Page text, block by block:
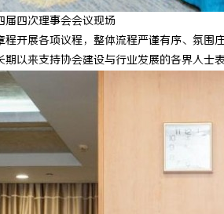
届四次理事会会议现场
程开展各项议程，整体流程严谨有序、氛
期以来支持协会建设与行业发展的各界人士